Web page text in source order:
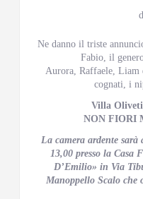
Ne danno il triste
Fabio, il
Aurora, Raffaele,
cognati, i
Villa
NON FIORI
La camera ardente
13,00 presso la Casa
D’Emilio» in Via
Manoppello Scalo che